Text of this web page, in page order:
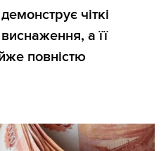
чіткі
а її
повністю